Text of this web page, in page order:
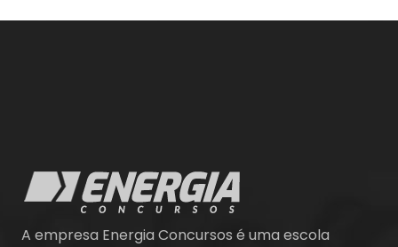
A empresa Energia Concursos é uma escola